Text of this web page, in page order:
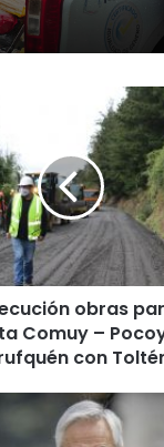
obras
Comuy –
con